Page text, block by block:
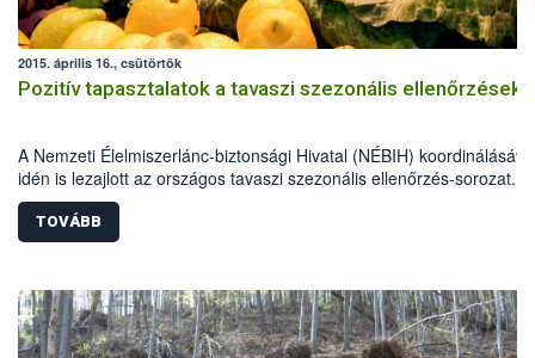
2015. április 16., csütörtök
Pozitív tapasztalatok a tavaszi szezonális
A Nemzeti Élelmiszerlánc-biztonsági Hivatal (NÉBIH)
idén is lezajlott az országos tavaszi szezonális ellenőrzés-sorozat.
élelmiszerlánc-biztonsági szakemberek szűk egy hónap alatt több
800 ellenőrzést végeztek, 69 alkalommal figyelmeztetést és
esetben bírságot szabtak ki.
TOVÁBB